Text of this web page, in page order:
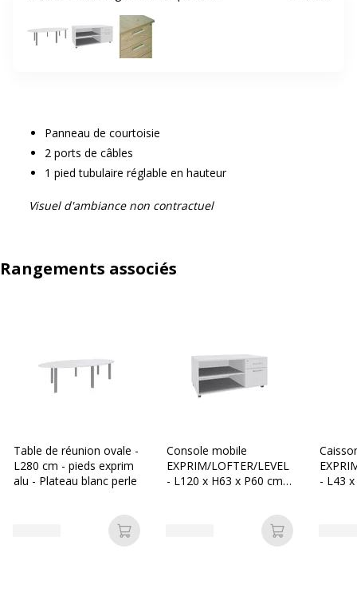
Panneau de courtoisie
2 ports de câbles
1 pied tubulaire réglable en hauteur
Visuel d'ambiance non contractuel
Rangements associés
Table de réunion ovale -
L280 cm - pieds exprim
alu - Plateau blanc perle
Ajouter au panier
Console mobile
EXPRIM/LOFTER/LEVEL
- L120 x H63 x P60 cm -
façade et dessus Blanc
Ajouter au
- L43